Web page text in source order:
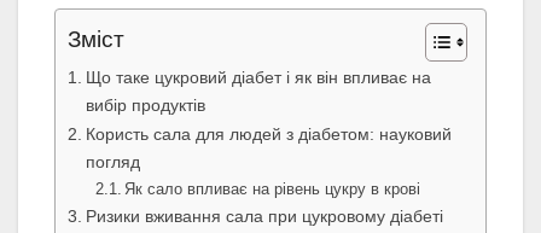
Зміст
Що таке цукровий діабет і як він впливає на
вибір продуктів
Користь сала для людей з діабетом: науковий
погляд
Як сало впливає на рівень цукру в крові
Ризики вживання сала при цукровому діабеті